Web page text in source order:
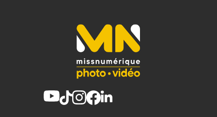
Dimensions : 80 x 422 x 31mm
CONTENU DU CARTON :
1x Support d'alimentation 12V avec câble de 1,5m
1x Câble USB 2.0 A-Micro B de 1m